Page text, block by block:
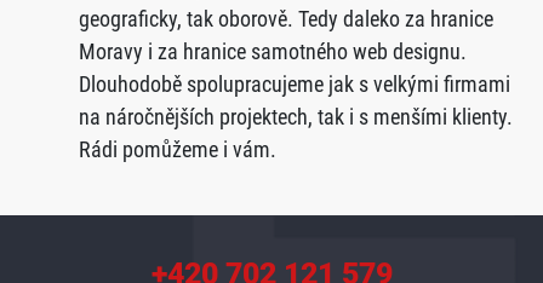
geograficky, tak oborově. Tedy daleko za hranice
Moravy i za hranice samotného web designu.
Dlouhodobě spolupracujeme jak s velkými firmami
na náročnějších projektech, tak i s menšími klienty.
Rádi pomůžeme i vám.
+420 702 121 579